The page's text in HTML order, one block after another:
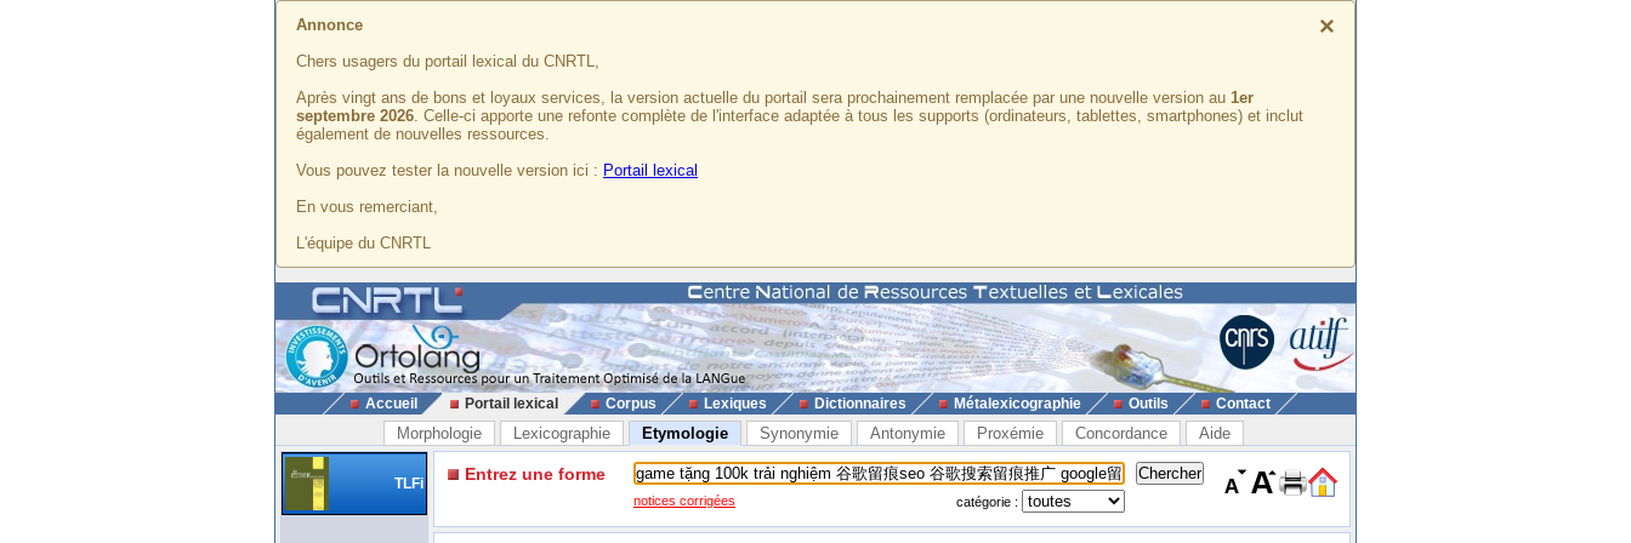
×
Annonce
Chers usagers du portail lexical du CNRTL,
Après vingt ans de bons et loyaux services, la version actuelle du portail sera prochainement remplacée par une nouvelle version au 1er
septembre 2026. Celle-ci apporte une refonte complète de l'interface adaptée à tous les supports (ordinateurs, tablettes, smartphones) et inclut
également de nouvelles ressources.
Vous pouvez tester la nouvelle version ici : Portail lexical
En vous remerciant,
L'équipe du CNRTL
Accueil Portail lexical Corpus Lexiques Dictionnaires Métalexicographie Outils Contact
Morphologie Lexicographie Etymologie Synonymie Antonymie Proxémie Concordance Aide
TLFi Entrez une forme
notices corrigées catégorie :